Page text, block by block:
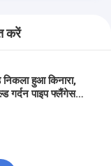
करें
हुआ किनारा,
गर्दन पाइप फ्लैंगेस